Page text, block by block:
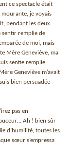
ce spectacle était
mourante, je voyais
pendant les deux
sentir remplie de
de moi, mais
Mère Geneviève, ma
sentie remplie
Geneviève m’avait
bien persuadée
pas en
Ah ! bien sûr
d’humilité, toutes les
sœur s’empressa